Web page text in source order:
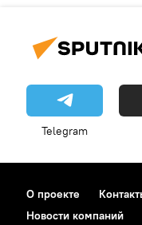
Telegram
О проекте
Новости компаний